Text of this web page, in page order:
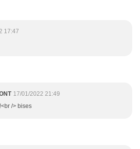
17:47
17/01/2022 21:49
/> bises